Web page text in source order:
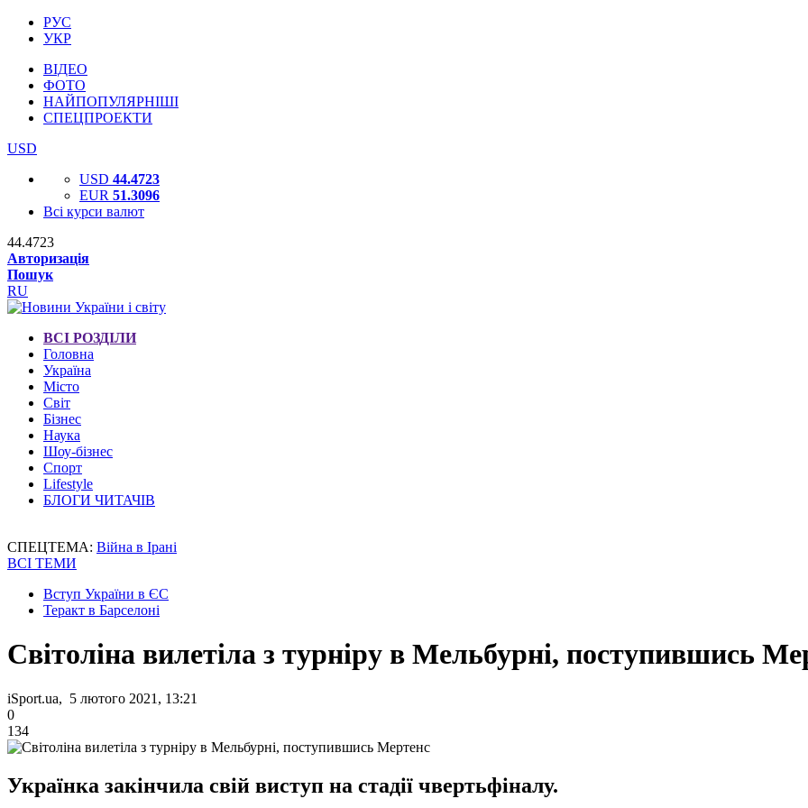
РУС
УКР
ВІДЕО
ФОТО
НАЙПОПУЛЯРНІШІ
СПЕЦПРОЕКТИ
USD
USD 44.4723
EUR 51.3096
Всі курси валют
44.4723
Авторизація
Пошук
RU
ВСІ РОЗДІЛИ
Головна
Україна
Місто
Світ
Бізнес
Наука
Шоу-бізнес
Спорт
Lifestyle
БЛОГИ ЧИТАЧІВ
СПЕЦТЕМА: Війна в Ірані
ВСІ ТЕМИ
Вступ України в ЄС
Теракт в Барселоні
Світоліна вилетіла з турніру в Мельбурні, поступившись
iSport.ua, 5 лютого 2021, 13:21
0
134
Українка закінчила свій виступ на стадії чвертьфіналу.